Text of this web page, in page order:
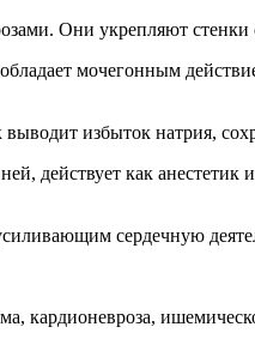
Они укрепляют стенки
мочегонным
избыток натрия,
действует как
сердечную
кардионевроза,